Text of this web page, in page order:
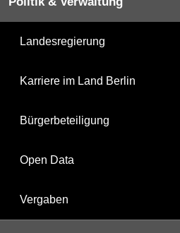
Landesregierung
Karriere im Land Berlin
Bürgerbeteiligung
Open Data
Vergaben